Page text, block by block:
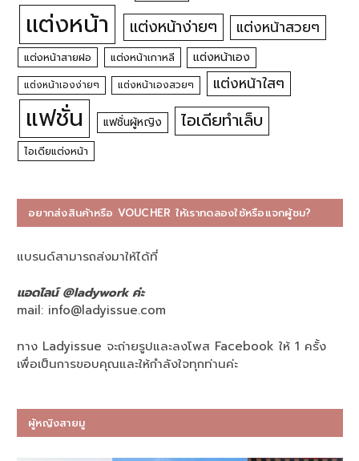
แต่งหน้า แต่งหน้าง่ายๆ แต่งหน้าสวยๆ
แต่งหน้าสายฝอ แต่งหน้าเกาหลี แต่งหน้าเอง
แต่งหน้าเองง่ายๆ แต่งหน้าเองสวยๆ แต่งหน้าใสๆ
แฟชั่น แฟชั่นผู้หญิง ไอเดียทำเล็บ
ไอเดียแต่งหน้า
อยากส่งสินค้าหรือ VOUCHER ให้เราทดลองใช้หรือแจกผู้ชม?
แบรนด์สามารถส่งมาให้ได้ที่
แอดไลน์ @ladywork ค่ะ
mail: info@ladyissue.com
ทาง Ladyissue จะถ่ายรูปและลงโพส Facebook ให้ 1 ครั้ง
เพื่อเป็นการขอบคุณและให้กำลังใจทุกท่านค่ะ
ผู้หญิงสายมู